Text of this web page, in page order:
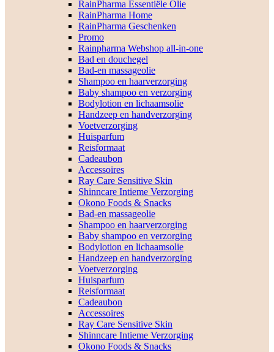
RainPharma Essentiële Olie
RainPharma Home
RainPharma Geschenken
Promo
Rainpharma Webshop all-in-one
Bad en douchegel
Bad-en massageolie
Shampoo en haarverzorging
Baby shampoo en verzorging
Bodylotion en lichaamsolie
Handzeep en handverzorging
Voetverzorging
Huisparfum
Reisformaat
Cadeaubon
Accessoires
Ray Care Sensitive Skin
Shinncare Intieme Verzorging
Okono Foods & Snacks
Bad-en massageolie
Shampoo en haarverzorging
Baby shampoo en verzorging
Bodylotion en lichaamsolie
Handzeep en handverzorging
Voetverzorging
Huisparfum
Reisformaat
Cadeaubon
Accessoires
Ray Care Sensitive Skin
Shinncare Intieme Verzorging
Okono Foods & Snacks